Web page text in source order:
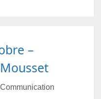
–